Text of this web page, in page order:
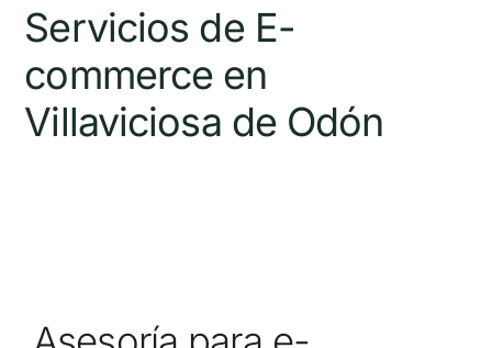
Contacto
Servicios de E-
commerce en
Villaviciosa de Odón